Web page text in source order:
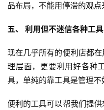
品布局，不能用停滞的观点
五、 利用但不迷信各种工具
现在几乎所有的便利店都
理层面，更要利用好各种
具，单纯的靠工具是管理不
便利的工具可以帮我们提供